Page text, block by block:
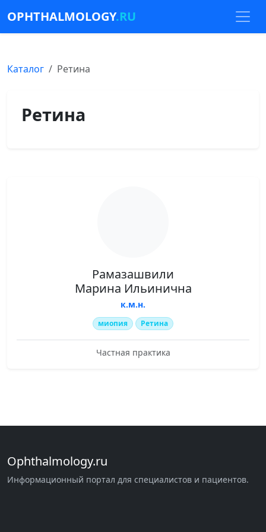
OPHTHALMOLOGY.RU
Каталог Ретина
Ретина
Рамазашвили
Марина Ильинична
к.м.н.
миопия Ретина
Частная практика
Ophthalmology.ru
Информационный портал для специалистов и пациентов.